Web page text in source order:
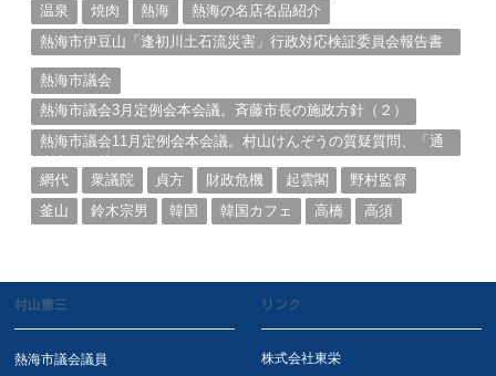
温泉
焼肉 熱海
熱海の名店名品紹介
熱海市伊豆山「逢初川土石流災害」行政対応検証委員会報告書
熱海市議会
熱海市議会3月定例会本会議。斉藤市長の施政方針（２）
熱海市議会11月定例会本会議。村山けんぞうの質疑質問、「通
網代
衆議院 貞方 財政危機 起雲閣
野村監督
釜山
鈴木宗男 韓国 韓国カフェ 高橋 高須
村山憲三
熱海市議会議員
リンク
株式会社東栄